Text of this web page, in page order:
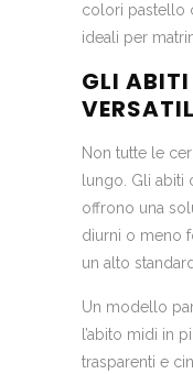
colori pastello
ideali per
GLI
Non tutte le
lungo. Gli
offrono una
diurni o meno
un alto
Un modello
l’abito midi in
trasparenti e